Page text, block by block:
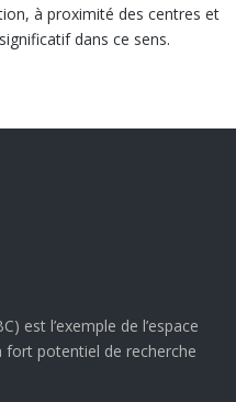
à proximité des centres et
dans ce sens.
est l’exemple de l’espace
potentiel de recherche